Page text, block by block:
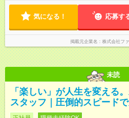
用期間あり 試用期間の長さ：3
と同じです。
14：00～翌5：00の間の勤務
って少々時間の変動有 ■変形労働時間制 ■実労働時間：8時間程
度 ■休憩時間：1時間程度～2
月平均所定労働時間：173時間
気になる！ 応募す
掲載元企業名 株式会社フ
未読
「楽しい」が人生を変える
スタッフ｜圧倒的スピード